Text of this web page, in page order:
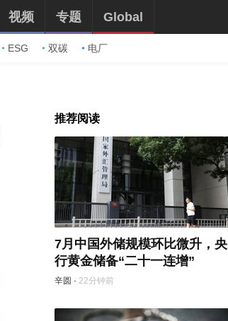
ESG 双碳 电厂
视频 专题 Global
推荐阅读
7月中国外储规模环比微升，央
行黄金储备“二十一连增”
辛圆 · 22分钟前